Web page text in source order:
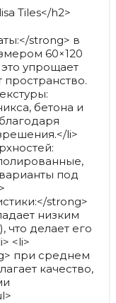
Tiles</h2>
strong> в
60×120
упрощает
пространство.
бетона и
li>
под
strong>
низким
делает его
<li>
при среднем
качество,